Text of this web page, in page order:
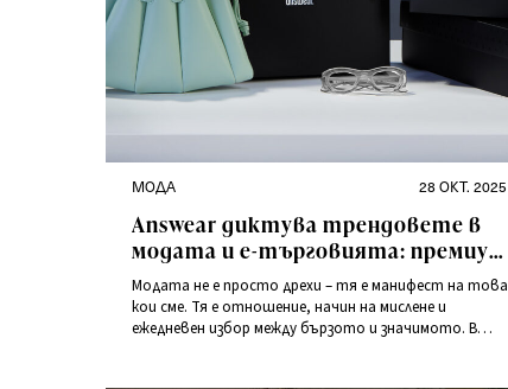
МОДА
на
28 ОКТ. 2025
Answear диктува трендовете в
модата и е-търговията: премиум
пазаруване
Модата не е просто дрехи – тя е манифест на това
кои сме. Тя е отношение, начин на мислене и
ежедневен избор между бързото и значимото. В